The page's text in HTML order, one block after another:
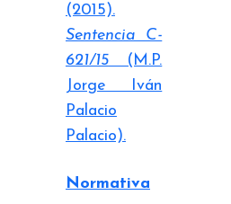
(2015).
Sentencia C-
621/15(M.P.
Jorge Iván
Palacio
Palacio).
Normativa